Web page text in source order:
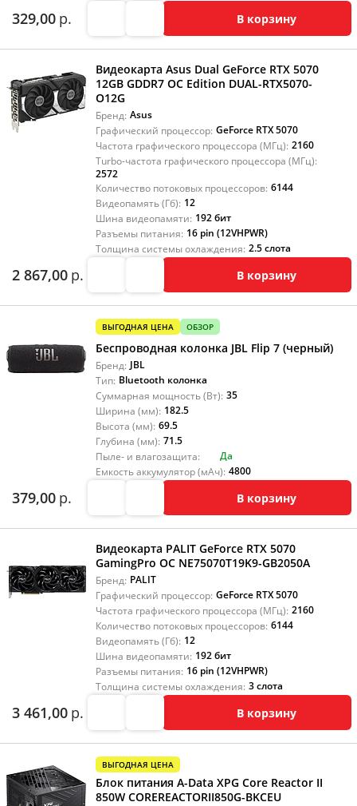
329,00 р. В корзину
Видеокарта Asus Dual GeForce RTX 5070
12GB GDDR7 OC Edition DUAL-RTX5070-
O12G
Бренд: Asus
Графический процессор: GeForce RTX 5070
Частота графического процессора (МГц): 2160
Turbo-частота графического процессора (МГц):
2572
Количество потоковых процессоров: 6144
Видеопамять (Гб): 12
Шина видеопамяти: 192 бит
Разъемы питания: 16 pin (12VHPWR)
Толщина системы охлаждения: 2.5 слота
2 867,00 р. В корзину
ВЫГОДНАЯ ЦЕНА ОБЗОР
Беспроводная колонка JBL Flip 7 (черный)
Бренд: JBL
Тип: Bluetooth колонка
Суммарная мощность (Вт): 35
Ширина (мм): 182.5
Высота (мм): 69.5
Глубина (мм): 71.5
Пыле- и влагозащита:
Да
Емкость аккумулятор (мАч): 4800
379,00 р. В корзину
Видеокарта PALIT GeForce RTX 5070
GamingPro OC NE75070T19K9-GB2050A
Бренд: PALIT
Графический процессор: GeForce RTX 5070
Частота графического процессора (МГц): 2160
Количество потоковых процессоров: 6144
Видеопамять (Гб): 12
Шина видеопамяти: 192 бит
Разъемы питания: 16 pin (12VHPWR)
Толщина системы охлаждения: 3 слота
3 461,00 р. В корзину
ВЫГОДНАЯ ЦЕНА
Блок питания A-Data XPG Core Reactor II
850W COREREACTORII850G-BKCEU